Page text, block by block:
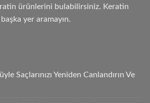
ürünlerini bulabilirsiniz. Keratin
yer aramayın.
Saçlarınızı Yeniden Canlandırın Ve